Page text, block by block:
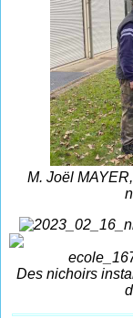
M. Joël
Des nichoirs